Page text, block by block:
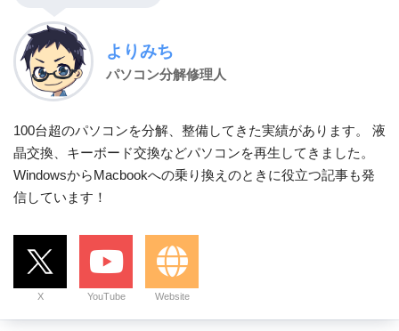
よりみち
パソコン分解修理人
100台超のパソコンを分解、整備してきた実績があります。 液
晶交換、キーボード交換などパソコンを再生してきました。
WindowsからMacbookへの乗り換えのときに役立つ記事も発
信しています！
X YouTube Website